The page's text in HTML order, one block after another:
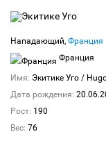
Нападающий, Франция
Франция
Имя: Экитике Уго /
Дата рождения:
Рост: 190
Вес: 76